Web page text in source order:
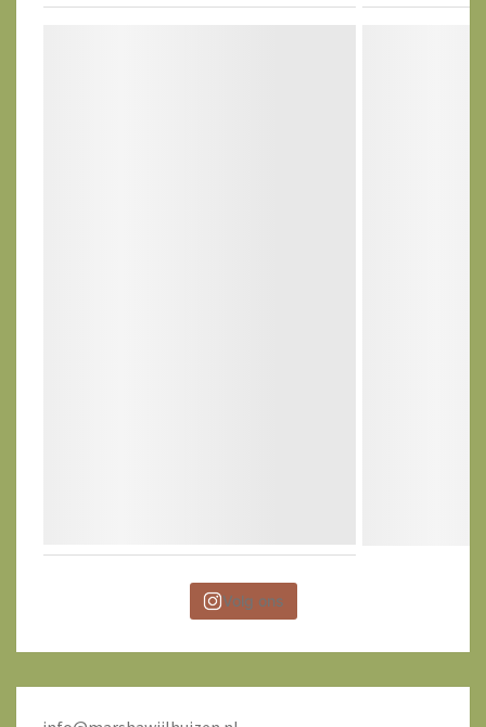
Volg ons